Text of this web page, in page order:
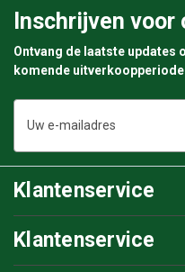
Inschrijven
Ontvang de laatste updates
komende
mailadres
Klantenservice
Klantenservice